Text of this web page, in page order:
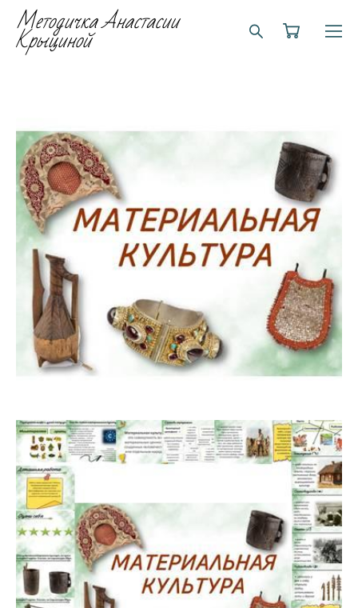
Методичка Анастасии
Крыциной